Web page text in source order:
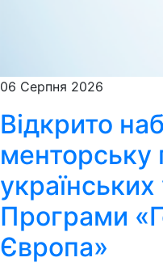
06 Серпня 2026
Відкрито
менторську
українських
Програми
Європа»